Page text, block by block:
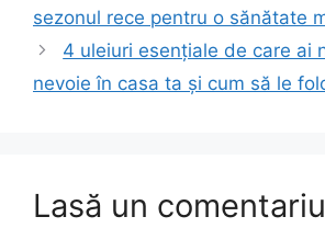
sezonul rece pentru o sănătate
4 uleiuri esențiale de care ai
nevoie în casa ta și cum să le
Lasă un comentariu